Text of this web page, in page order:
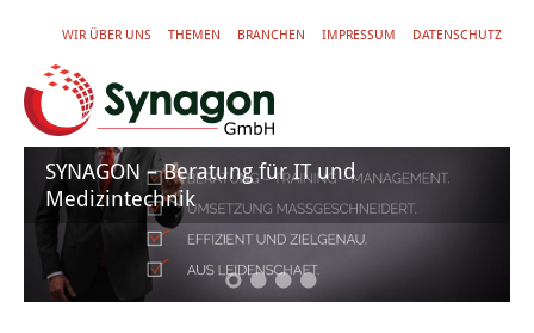
WIR ÜBER UNS THEMEN BRANCHEN IMPRESSUM DATENSCHUTZ
SYNAGON – Beratung für IT und
Medizintechnik